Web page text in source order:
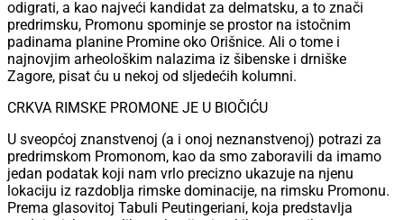
odigrati, a kao najveći kandidat za delmatsku, a to znači
predrimsku, Promonu spominje se prostor na istočnim
padinama planine Promine oko Orišnice. Ali o tome i
najnovjim arheološkim nalazima iz šibenske i drniške
Zagore, pisat ću u nekoj od sljedećih kolumni.
CRKVA RIMSKE PROMONE JE U BIOČIĆU
U sveopćoj znanstvenoj (a i onoj neznanstvenoj) potrazi za
predrimskom Promonom, kao da smo zaboravili da imamo
jedan podatak koji nam vrlo precizno ukazuje na njenu
lokaciju iz razdoblja rimske dominacije, na rimsku Promonu.
Prema glasovitoj Tabuli Peutingeriani, koja predstavlja